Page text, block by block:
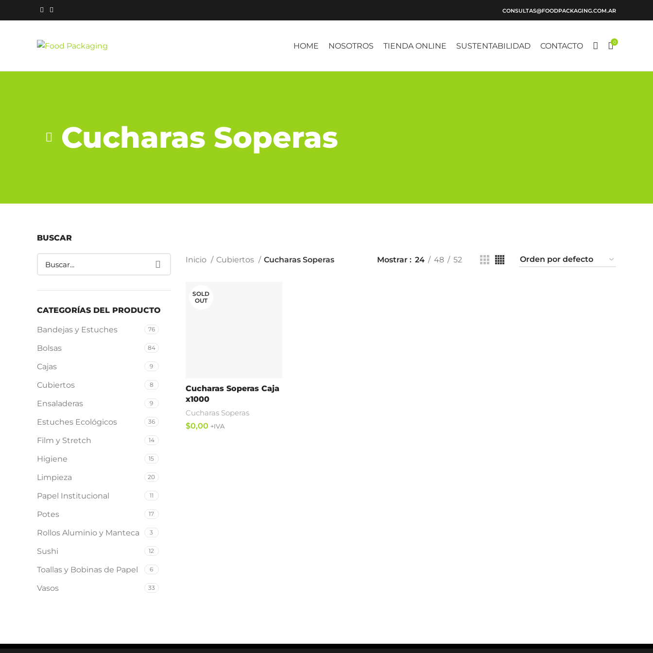
CONSULTAS@FOODPACKAGING.COM.AR
HOME NOSOTROS TIENDA ONLINE SUSTENTABILIDAD CONTACTO 0
Cucharas Soperas
BUSCAR
CATEGORÍAS DEL PRODUCTO
Bandejas y Estuches 76
Bolsas 84
Cajas 9
Cubiertos 8
Ensaladeras 9
Estuches Ecológicos 36
Film y Stretch 14
Higiene 15
Limpieza 20
Papel Institucional 11
Potes 17
Rollos Aluminio y Manteca 3
Sushi 12
Toallas y Bobinas de Papel 6
Vasos 33
Inicio Cubiertos Cucharas Soperas Mostrar 24 48 52
SOLD
OUT
Cucharas Soperas Caja
x1000
Cucharas Soperas
$